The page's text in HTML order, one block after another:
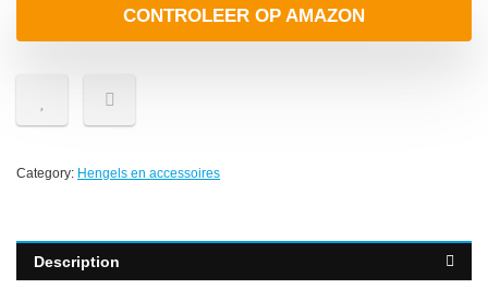
CONTROLEER OP AMAZON
Category: Hengels en accessoires
Description